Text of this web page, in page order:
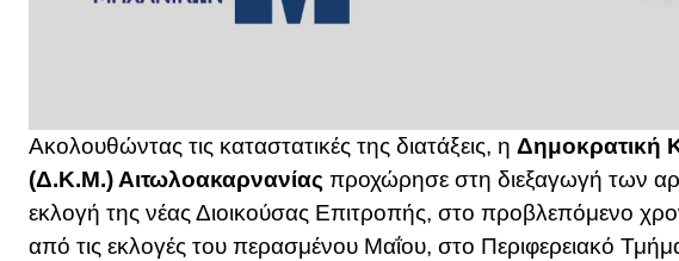
Ακολουθώντας τις καταστατικές της διατάξεις, η Δημοκρατική
(Δ.Κ.Μ.) Αιτωλοακαρνανίας προχώρησε στη διεξαγωγή των
εκλογή της νέας Διοικούσας Επιτροπής, στο προβλεπόμενο
από τις εκλογές του περασμένου Μαΐου, στο Περιφερειακό